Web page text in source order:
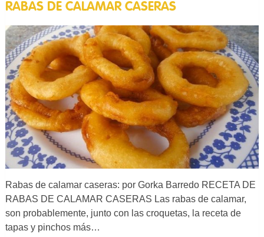
RABAS DE CALAMAR CASERAS
Rabas de calamar caseras: por Gorka Barredo RECETA DE
RABAS DE CALAMAR CASERAS Las rabas de calamar,
son probablemente, junto con las croquetas, la receta de
tapas y pinchos más…